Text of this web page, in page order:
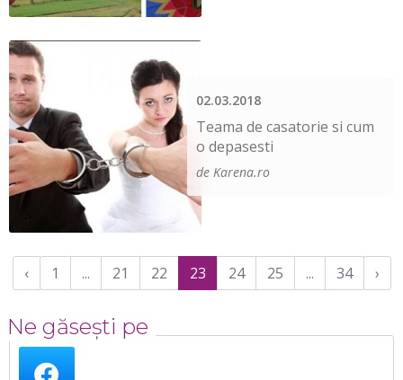
02.03.2018
Teama de casatorie si cum
o depasesti
de Karena.ro
‹ 1 ... 21 22 23 24 25 ... 34 ›
Ne găsești pe